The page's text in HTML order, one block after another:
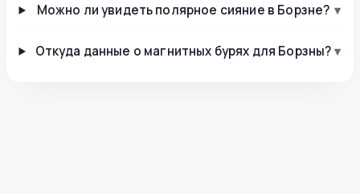
Можно ли увидеть полярное сияние в Борзне? ▾
Откуда данные о магнитных бурях для Борзны? ▾